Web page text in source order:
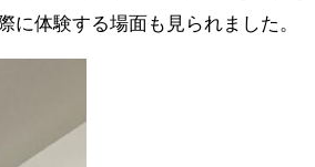
体験する場面も見られました。